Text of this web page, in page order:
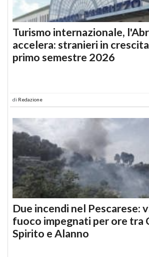
Turismo internazionale,
accelera: stranieri in
primo semestre 2026
di Redazione
Due incendi nel Pescarese:
fuoco impegnati per ore tra
Spirito e Alanno